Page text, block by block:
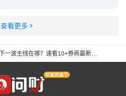
查看更多
节后A股下一波主线在哪？速看10+券商最新研判